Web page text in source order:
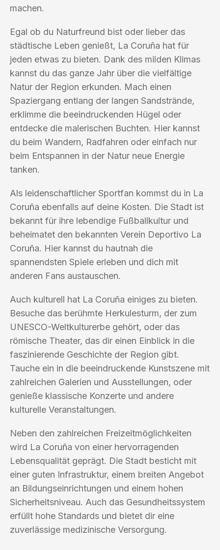
machen.
Egal ob du Naturfreund bist oder lieber das
städtische Leben genießt, La Coruña hat für
jeden etwas zu bieten. Dank des milden Klimas
kannst du das ganze Jahr über die vielfältige
Natur der Region erkunden. Mach einen
Spaziergang entlang der langen Sandstrände,
erklimme die beeindruckenden Hügel oder
entdecke die malerischen Buchten. Hier kannst
du beim Wandern, Radfahren oder einfach nur
beim Entspannen in der Natur neue Energie
tanken.
Als leidenschaftlicher Sportfan kommst du in La
Coruña ebenfalls auf deine Kosten. Die Stadt ist
bekannt für ihre lebendige Fußballkultur und
beheimatet den bekannten Verein Deportivo La
Coruña. Hier kannst du hautnah die
spannendsten Spiele erleben und dich mit
anderen Fans austauschen.
Auch kulturell hat La Coruña einiges zu bieten.
Besuche das berühmte Herkulesturm, der zum
UNESCO-Weltkulturerbe gehört, oder das
römische Theater, das dir einen Einblick in die
faszinierende Geschichte der Region gibt.
Tauche ein in die beeindruckende Kunstszene mit
zahlreichen Galerien und Ausstellungen, oder
genieße klassische Konzerte und andere
kulturelle Veranstaltungen.
Neben den zahlreichen Freizeitmöglichkeiten
wird La Coruña von einer hervorragenden
Lebensqualität geprägt. Die Stadt besticht mit
einer guten Infrastruktur, einem breiten Angebot
an Bildungseinrichtungen und einem hohen
Sicherheitsniveau. Auch das Gesundheitssystem
erfüllt hohe Standards und bietet dir eine
zuverlässige medizinische Versorgung.